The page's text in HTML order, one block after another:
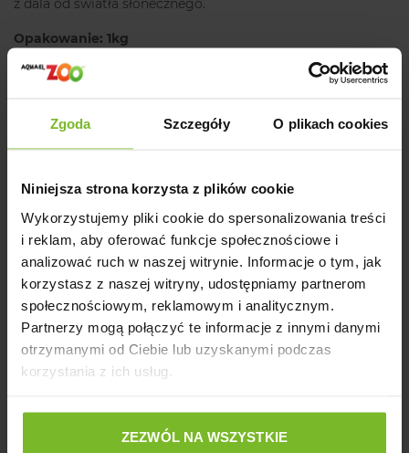
Zgoda Szczegóły O plikach cookies
Niniejsza strona korzysta z plików cookie
Wykorzystujemy pliki cookie do spersonalizowania treści
i reklam, aby oferować funkcje społecznościowe i
analizować ruch w naszej witrynie. Informacje o tym, jak
korzystasz z naszej witryny, udostępniamy partnerom
społecznościowym, reklamowym i analitycznym.
Partnerzy mogą połączyć te informacje z innymi danymi
otrzymanymi od Ciebie lub uzyskanymi podczas
korzystania z ich usług.
ZEZWÓL NA WSZYSTKIE
z dala od światła słonecznego.
Opakowanie: 1kg
Opinie
Opinie o produkcie: CUNIPIC NIMFY 1KG
Pytania i odpowiedzi (0)